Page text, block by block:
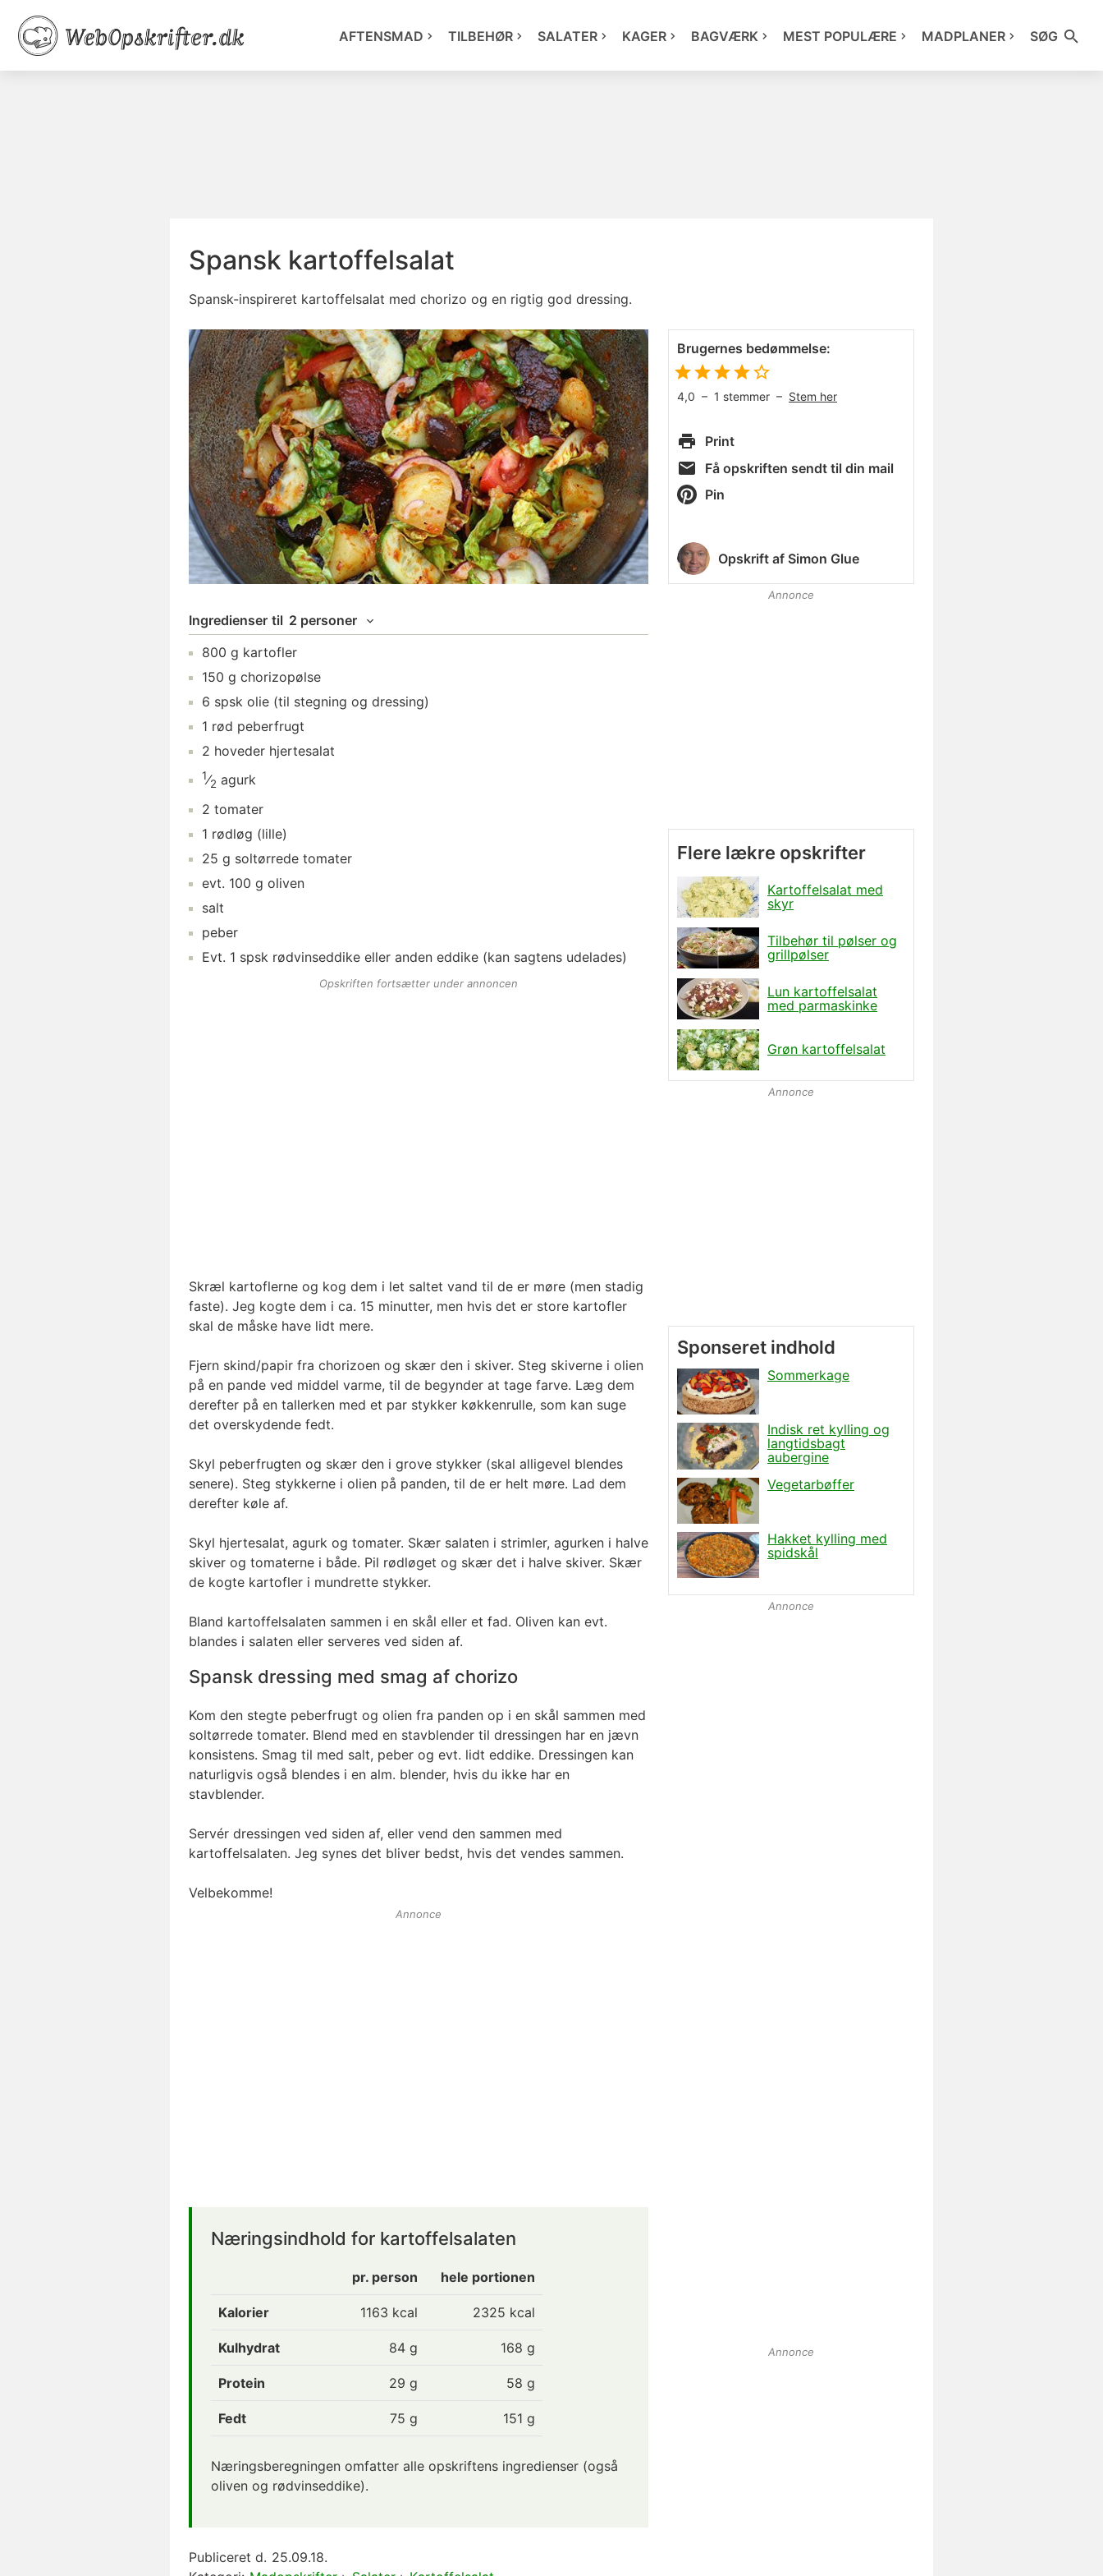
AFTENSMAD TILBEHØR SALATER KAGER BAGVÆRK MEST POPULÆRE MADPLANER SØG
Spansk kartoffelsalat
Spansk-inspireret kartoffelsalat med chorizo og en rigtig god dressing.
Ingredienser til 2 personer
800 g kartofler
150 g chorizopølse
6 spsk olie (til stegning og dressing)
1 rød peberfrugt
2 hoveder hjertesalat
1⁄2 agurk
2 tomater
1 rødløg (lille)
25 g soltørrede tomater
evt. 100 g oliven
salt
peber
Evt. 1 spsk rødvinseddike eller anden eddike (kan sagtens udelades)
Opskriften fortsætter under annoncen
Skræl kartoflerne og kog dem i let saltet vand til de er møre (men stadig
faste). Jeg kogte dem i ca. 15 minutter, men hvis det er store kartofler
skal de måske have lidt mere.
Fjern skind/papir fra chorizoen og skær den i skiver. Steg skiverne i olien
på en pande ved middel varme, til de begynder at tage farve. Læg dem
derefter på en tallerken med et par stykker køkkenrulle, som kan suge
det overskydende fedt.
Skyl peberfrugten og skær den i grove stykker (skal alligevel blendes
senere). Steg stykkerne i olien på panden, til de er helt møre. Lad dem
derefter køle af.
Skyl hjertesalat, agurk og tomater. Skær salaten i strimler, agurken i halve
skiver og tomaterne i både. Pil rødløget og skær det i halve skiver. Skær
de kogte kartofler i mundrette stykker.
Bland kartoffelsalaten sammen i en skål eller et fad. Oliven kan evt.
blandes i salaten eller serveres ved siden af.
Spansk dressing med smag af chorizo
Kom den stegte peberfrugt og olien fra panden op i en skål sammen med
soltørrede tomater. Blend med en stavblender til dressingen har en jævn
konsistens. Smag til med salt, peber og evt. lidt eddike. Dressingen kan
naturligvis også blendes i en alm. blender, hvis du ikke har en
stavblender.
Servér dressingen ved siden af, eller vend den sammen med
kartoffelsalaten. Jeg synes det bliver bedst, hvis det vendes sammen.
Velbekomme!
Annonce
Næringsindhold for kartoffelsalaten
pr. person hele portionen
Kalorier 1163 kcal 2325 kcal
Kulhydrat 84 g 168 g
Protein 29 g 58 g
Fedt 75 g 151 g
Næringsberegningen omfatter alle opskriftens ingredienser (også
oliven og rødvinseddike).
Publiceret d. 25.09.18.
Brugernes bedømmelse:
4,0 – 1 stemmer – Stem her
Print
Få opskriften sendt til din mail
Pin
Opskrift af Simon Glue
Annonce
Flere lækre opskrifter
Kartoffelsalat med
skyr
Tilbehør til pølser og
grillpølser
Lun kartoffelsalat
med parmaskinke
Grøn kartoffelsalat
Annonce
Annonce
Annonce